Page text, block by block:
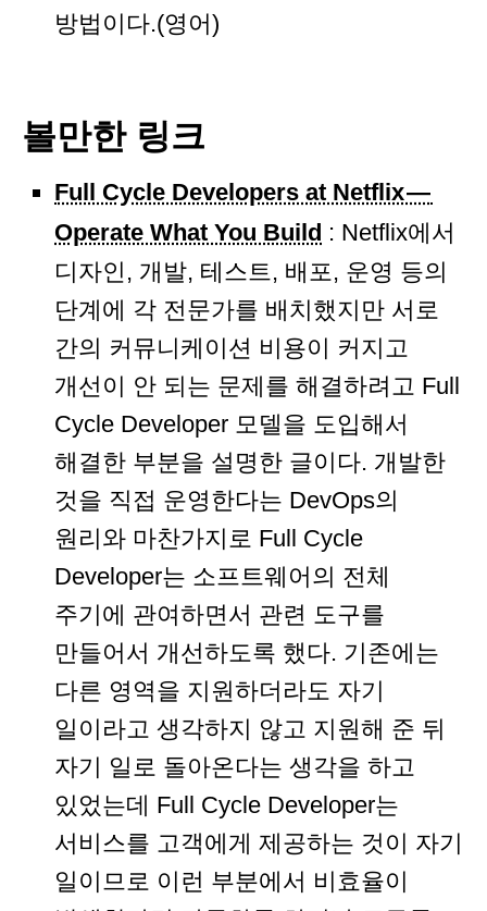
방법이다.(영어)
볼만한 링크
Full Cycle Developers at Netflix —
Operate What You Build : Netflix에서
디자인, 개발, 테스트, 배포, 운영 등의
단계에 각 전문가를 배치했지만 서로
간의 커뮤니케이션 비용이 커지고
개선이 안 되는 문제를 해결하려고 Full
Cycle Developer 모델을 도입해서
해결한 부분을 설명한 글이다. 개발한
것을 직접 운영한다는 DevOps의
원리와 마찬가지로 Full Cycle
Developer는 소프트웨어의 전체
주기에 관여하면서 관련 도구를
만들어서 개선하도록 했다. 기존에는
다른 영역을 지원하더라도 자기
일이라고 생각하지 않고 지원해 준 뒤
자기 일로 돌아온다는 생각을 하고
있었는데 Full Cycle Developer는
서비스를 고객에게 제공하는 것이 자기
일이므로 이런 부분에서 비효율이